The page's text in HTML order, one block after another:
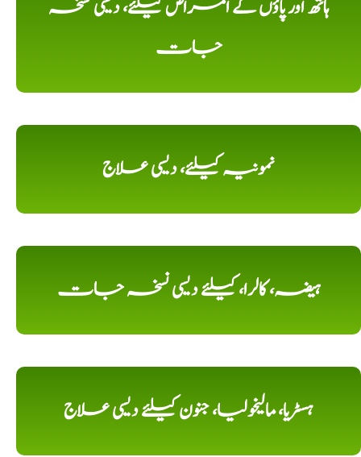
ہاتھ اور پاؤں کے امراض کیلئے، دیسی نسخہ
جات
نمونیہ کیلئے، دیسی علاج
ہیضہ، کالرا، کیلئے دیسی نسخہ جات
ہسٹریا، مالیخولیا، جنون کیلئے دیسی علاج